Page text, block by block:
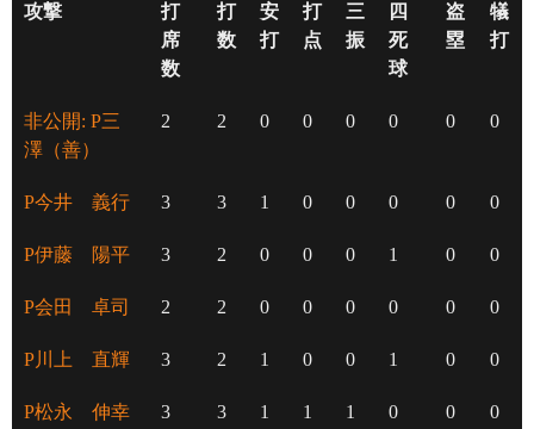
攻撃
打
席
数
打
数
安
打
打
点
三
振
四
死
球
盗
塁
犠
打
非公開: P三
澤（善）
2 2 0 0 0 0 0 0
P今井 義行 3 3 1 0 0 0 0 0
P伊藤 陽平 3 2 0 0 0 1 0 0
P会田 卓司 2 2 0 0 0 0 0 0
P川上 直輝 3 2 1 0 0 1 0 0
P松永 伸幸 3 3 1 1 1 0 0 0